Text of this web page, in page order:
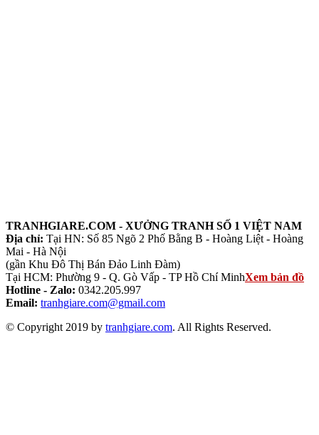
TRANHGIARE.COM - XƯỞNG TRANH SỐ 1 VIỆT NAM
Địa chỉ: Tại HN: Số 85 Ngõ 2 Phố Bằng B - Hoàng Liệt - Hoàng
Mai - Hà Nội
(gần Khu Đô Thị Bán Đảo Linh Đàm)
Tại HCM: Phường 9 - Q. Gò Vấp - TP Hồ Chí MinhXem bản đồ
Hotline - Zalo: 0342.205.997
Email: tranhgiare.com@gmail.com
© Copyright 2019 by tranhgiare.com. All Rights Reserved.